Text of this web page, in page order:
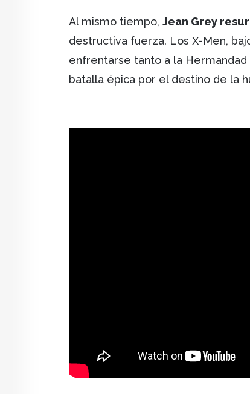
Al mismo tiempo, Jean Grey
destructiva fuerza. Los X-Men,
enfrentarse tanto a la
batalla épica por el destino de la